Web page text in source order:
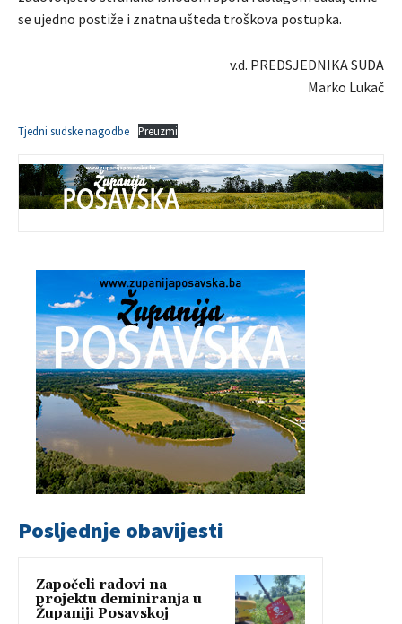
se ujedno postiže i znatna ušteda troškova postupka.
v.d. PREDSJEDNIKA SUDA
Marko Lukač
Tjedni sudske nagodbe Preuzmi
Posljednje obavijesti
Započeli radovi na
projektu deminiranja u
Županiji Posavskoj